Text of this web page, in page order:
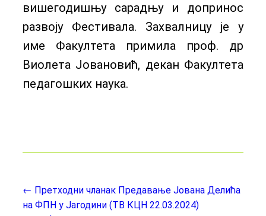
вишегодишњу сарадњу и допринос
развоју Фестивала. Захвалницу је у
име Факултета примила проф. др
Виолета Јовановић, декан Факултета
педагошких наука.
← Претходни чланак Предавање Јована Делића
на ФПН у Јагодини (ТВ КЦН 22.03.2024)